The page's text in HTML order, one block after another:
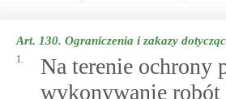
Art. 130. Ograniczenia i zakazy
1.
Na terenie ochrony
wykonywanie robót